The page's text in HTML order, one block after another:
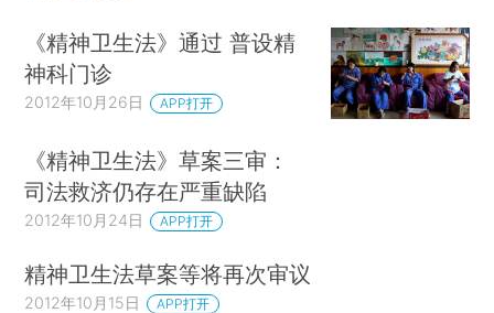
《精神卫生法》通过 普设精
神科门诊
2012年10月26日 APP打开
《精神卫生法》草案三审：
司法救济仍存在严重缺陷
2012年10月24日 APP打开
精神卫生法草案等将再次审议
2012年10月15日 APP打开